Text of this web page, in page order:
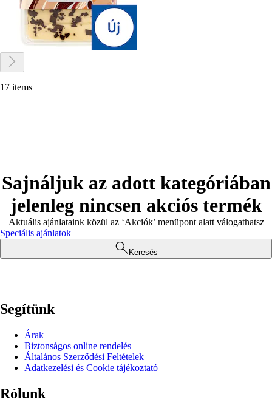
17 items
Sajnáljuk az adott kategóriában
jelenleg nincsen akciós termék
Aktuális ajánlataink közül az ‘Akciók’ menüpont alatt válogathatsz
Speciális ajánlatok
Keresés
Segítünk
Árak
Biztonságos online rendelés
Általános Szerződési Feltételek
Adatkezelési és Cookie tájékoztató
Rólunk